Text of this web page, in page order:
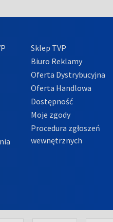
Sklep TVP
Biuro Reklamy
Oferta Dystrybucyjna
Oferta Handlowa
Dostępność
Moje zgody
Procedura zgłoszeń
wewnętrznych